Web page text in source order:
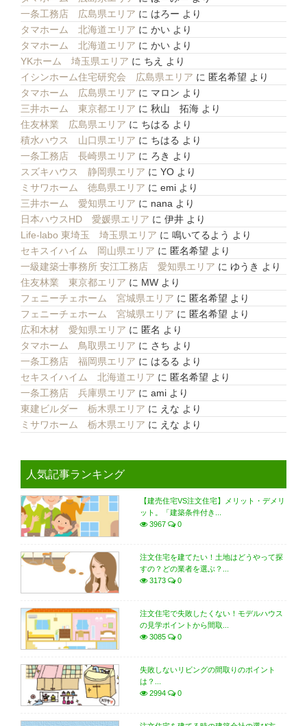
一条工務店 広島県エリア に はろー より
タマホーム 北海道エリア に かい より
タマホーム 北海道エリア に かい より
YKホーム 埼玉県エリア に ちえ
より
イシンホーム住宅研究会 広島県エリア に 匿名希望 より
タマホーム 広島県エリア に マロン より
三井ホーム 東京都エリア に 秋山 拓海 より
住友林業 広島県エリア に ちはる より
積水ハウス 山口県エリア に ちはる より
一条工務店 長崎県エリア に ろき より
スズキハウス 静岡県エリア に YO より
ミサワホーム 徳島県エリア に emi より
三井ホーム 愛知県エリア に nana より
日本ハウスHD 愛媛県エリア に 伊井 より
Life-labo 東埼玉 埼玉県エリア に 鳴いてるよう より
セキスイハイム 岡山県エリア に 匿名希望 より
一級建築士事務所 安江工務店 愛知県エリア に ゆうき より
住友林業 東京都エリア に MW より
フェニーチェホーム 宮城県エリア に 匿名希望 より
フェニーチェホーム 宮城県エリア に 匿名希望 より
広和木材 愛知県エリア に 匿名 より
タマホーム 鳥取県エリア に さち より
一条工務店 福岡県エリア に はるる より
セキスイハイム 北海道エリア に 匿名希望 より
一条工務店 兵庫県エリア に ami より
東建ビルダー 栃木県エリア に えな より
ミサワホーム 栃木県エリア に えな より
人気記事ランキング
【建売住宅VS注文住宅】メリット・デメリ
ット。「建築条件付き...
3967
0
注文住宅を建てたい！土地はどうやって探
すの？どの業者を選ぶ？...
3173
0
注文住宅で失敗したくない！モデルハウス
の見学ポイントから間取...
3085
0
失敗しないリビングの間取りのポイント
は？...
2994
0